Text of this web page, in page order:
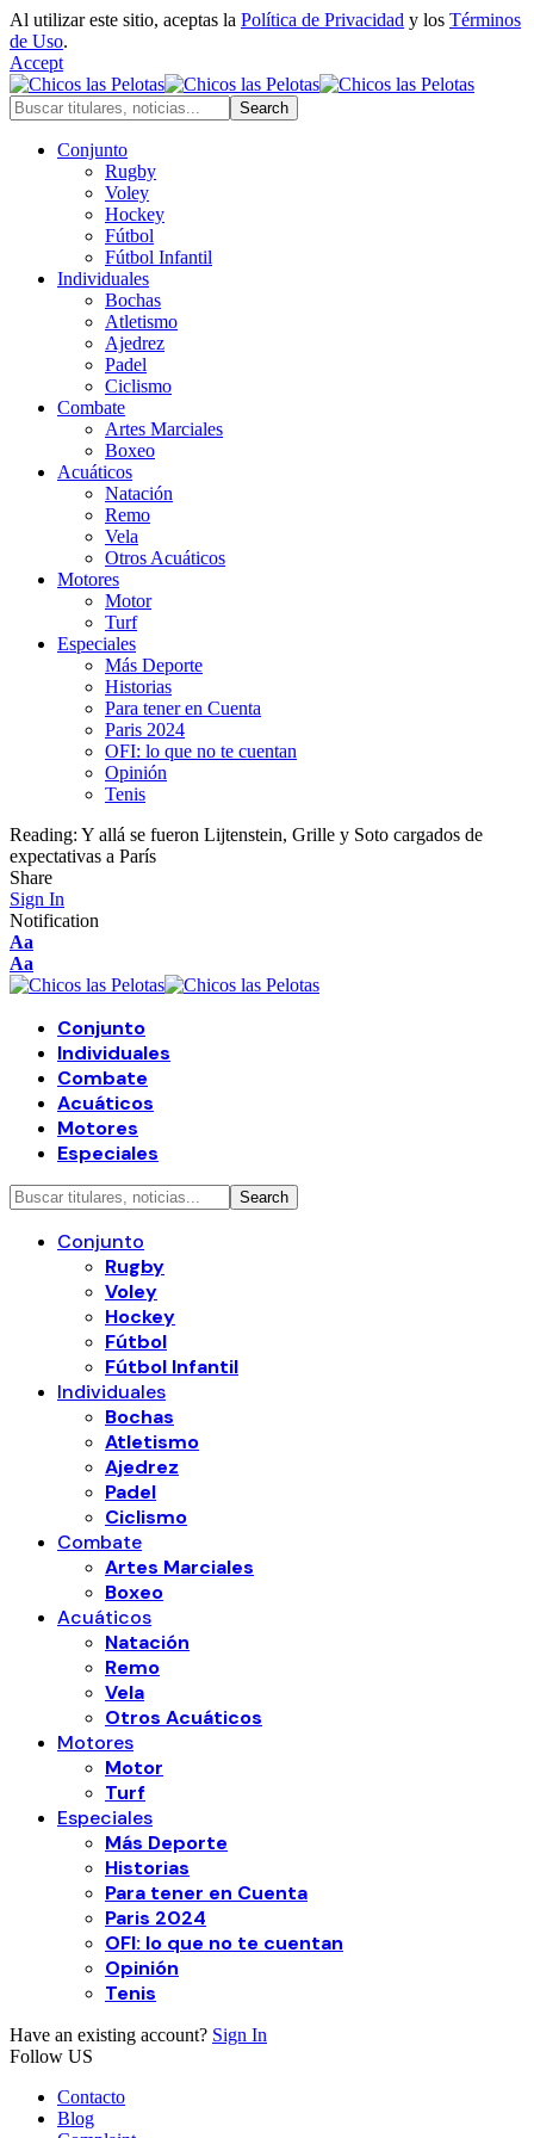
Al utilizar este sitio, aceptas la Política de Privacidad y los Términos
de Uso.
Accept
Conjunto
Rugby
Voley
Hockey
Fútbol
Fútbol Infantil
Individuales
Bochas
Atletismo
Ajedrez
Padel
Ciclismo
Combate
Artes Marciales
Boxeo
Acuáticos
Natación
Remo
Vela
Otros Acuáticos
Motores
Motor
Turf
Especiales
Más Deporte
Historias
Para tener en Cuenta
Paris 2024
OFI: lo que no te cuentan
Opinión
Tenis
Reading: Y allá se fueron Lijtenstein, Grille y Soto cargados de
expectativas a París
Share
Sign In
Notification
Font
Resizer
Aa
Font
Resizer
Aa
Conjunto
Individuales
Combate
Acuáticos
Motores
Especiales
Conjunto
Rugby
Voley
Hockey
Fútbol
Fútbol Infantil
Individuales
Bochas
Atletismo
Ajedrez
Padel
Ciclismo
Combate
Artes Marciales
Boxeo
Acuáticos
Natación
Remo
Vela
Otros Acuáticos
Motores
Motor
Turf
Especiales
Más Deporte
Historias
Para tener en Cuenta
Paris 2024
OFI: lo que no te cuentan
Opinión
Tenis
Have an existing account? Sign In
Follow US
Contacto
Blog